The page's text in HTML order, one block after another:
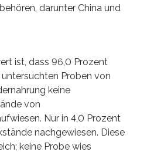
darunter China und
ist, dass 96,0 Prozent
Proben von
keine
von
Nur in 4,0 Prozent
nachgewiesen. Diese
keine Probe wies